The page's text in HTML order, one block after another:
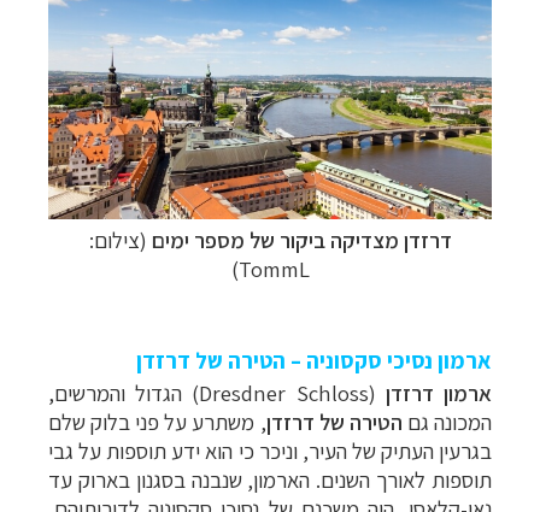
דרזדן מצדיקה ביקור של מספר ימים (צילום:
TommL)
ארמון נסיכי סקסוניה – הטירה של דרזדן
ארמון דרזדן (
Dresdner Schloss
) הגדול והמרשים,
המכונה גם הטירה של דרזדן, משתרע על פני בלוק שלם
בגרעין העתיק של העיר, וניכר כי הוא ידע תוספות על גבי
תוספות לאורך השנים. הארמון, שנבנה בסגנון בארוק עד